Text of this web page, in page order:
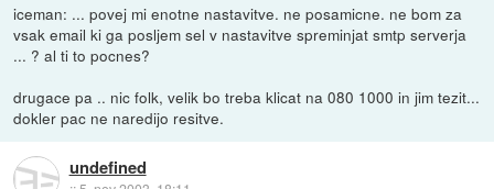
iceman: ... povej mi enotne nastavitve. ne posamicne. ne bom za
vsak email ki ga posljem sel v nastavitve spreminjat smtp serverja
... ? al ti to pocnes?
drugace pa .. nic folk, velik bo treba klicat na 080 1000 in jim tezit...
dokler pac ne naredijo resitve.
undefined